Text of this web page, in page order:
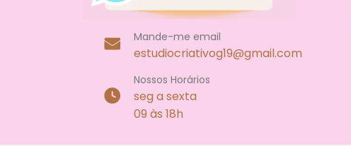
Mande-me email
estudiocriativog19@gmail.com
Nossos Horários
seg a sexta
09 às 18h